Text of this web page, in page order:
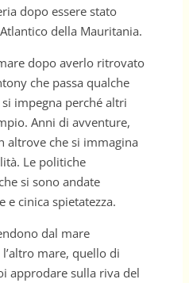
dopo essere stato
della Mauritania.
dopo averlo ritrovato
che passa qualche
impegna perché altri
Anni di avventure,
altrove che si immagina
Le politiche
si sono andate
e cinica spietatezza.
dal mare
mare, quello di
approdare sulla riva del